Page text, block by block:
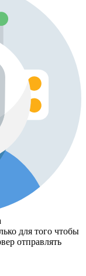
для того чтобы
отправлять